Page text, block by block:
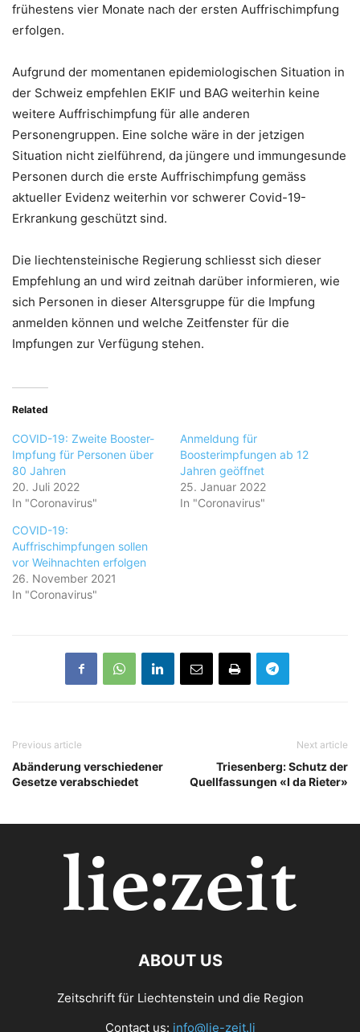
frühestens vier Monate nach der ersten Auffrischimpfung
erfolgen.
Aufgrund der momentanen epidemiologischen Situation in
der Schweiz empfehlen EKIF und BAG weiterhin keine
weitere Auffrischimpfung für alle anderen
Personengruppen. Eine solche wäre in der jetzigen
Situation nicht zielführend, da jüngere und immungesunde
Personen durch die erste Auffrischimpfung gemäss
aktueller Evidenz weiterhin vor schwerer Covid-19-
Erkrankung geschützt sind.
Die liechtensteinische Regierung schliesst sich dieser
Empfehlung an und wird zeitnah darüber informieren, wie
sich Personen in dieser Altersgruppe für die Impfung
anmelden können und welche Zeitfenster für die
Impfungen zur Verfügung stehen.
Related
COVID-19: Zweite Booster-
Impfung für Personen über
80 Jahren
20. Juli 2022
In "Coronavirus"
Anmeldung für
Boosterimpfungen ab 12
Jahren geöffnet
25. Januar 2022
In "Coronavirus"
COVID-19:
Auffrischimpfungen sollen
vor Weihnachten erfolgen
26. November 2021
In "Coronavirus"
Previous article
Abänderung verschiedener
Gesetze verabschiedet
Next article
Triesenberg: Schutz der
Quellfassungen «I da Rieter»
ABOUT US
Zeitschrift für Liechtenstein und die Region
Contact us: info@lie-zeit.li